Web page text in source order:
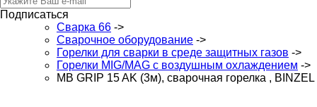
Подписаться
Сварка 66 ->
Сварочное оборудование ->
Горелки для сварки в среде защитных газов ->
Горелки MIG/MAG с воздушным охлаждением ->
MB GRIP 15 AK (3м), сварочная горелка ,